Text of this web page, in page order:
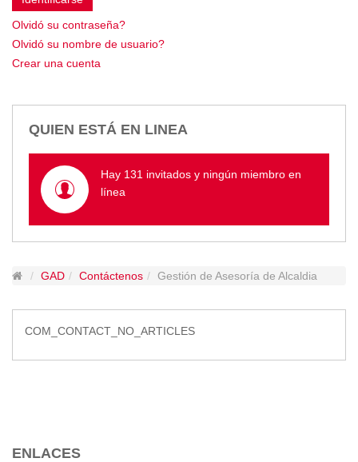
Olvidó su contraseña?
Olvidó su nombre de usuario?
Crear una cuenta
QUIEN ESTÁ EN LINEA
Hay 131 invitados y ningún miembro en
línea
GAD Contáctenos Gestión de Asesoría de Alcaldia
COM_CONTACT_NO_ARTICLES
ENLACES
Empresa Pública de Vivienda
Biblioteca
P.A.C. - P.O.A.
Ordenanzas/Resoluciones
Cumplimiento LOTAIP
Concurso de Méritos
Concursos 2016
Servicio